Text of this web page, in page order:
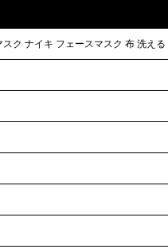
ク ナイキ フェースマスク 布 洗え